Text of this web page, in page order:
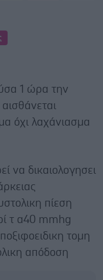
1 ώρα την
όχι λαχάνιασμα
να δικαιολογησει
πίεση
τ α40 mmhg
τομη
απόδοση